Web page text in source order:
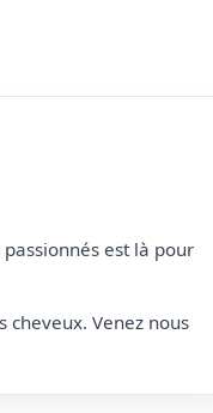
est là pour
Venez nous